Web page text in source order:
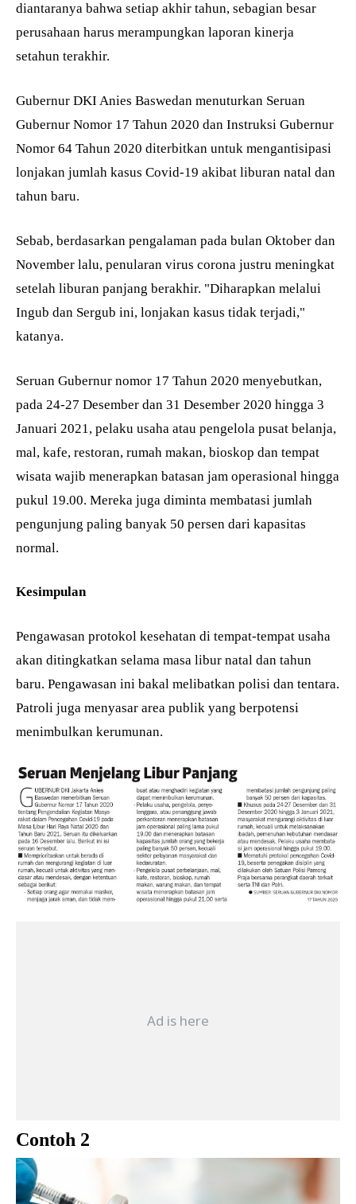
diantaranya bahwa setiap akhir tahun, sebagian besar
perusahaan harus merampungkan laporan kinerja
setahun terakhir.
Gubernur DKI Anies Baswedan menuturkan Seruan
Gubernur Nomor 17 Tahun 2020 dan Instruksi Gubernur
Nomor 64 Tahun 2020 diterbitkan untuk mengantisipasi
lonjakan jumlah kasus Covid-19 akibat liburan natal dan
tahun baru.
Sebab, berdasarkan pengalaman pada bulan Oktober dan
November lalu, penularan virus corona justru meningkat
setelah liburan panjang berakhir. "Diharapkan melalui
Ingub dan Sergub ini, lonjakan kasus tidak terjadi,"
katanya.
Seruan Gubernur nomor 17 Tahun 2020 menyebutkan,
pada 24-27 Desember dan 31 Desember 2020 hingga 3
Januari 2021, pelaku usaha atau pengelola pusat belanja,
mal, kafe, restoran, rumah makan, bioskop dan tempat
wisata wajib menerapkan batasan jam operasional hingga
pukul 19.00. Mereka juga diminta membatasi jumlah
pengunjung paling banyak 50 persen dari kapasitas
normal.
Kesimpulan
Pengawasan protokol kesehatan di tempat-tempat usaha
akan ditingkatkan selama masa libur natal dan tahun
baru. Pengawasan ini bakal melibatkan polisi dan tentara.
Patroli juga menyasar area publik yang berpotensi
menimbulkan kerumunan.
Contoh 2